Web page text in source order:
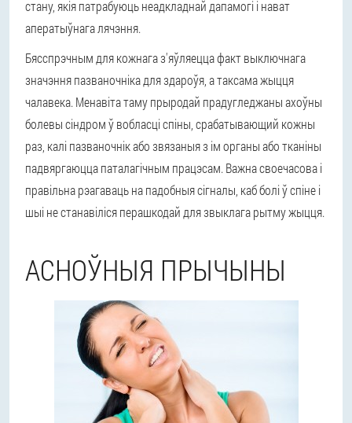
стану, якія патрабуюць неадкладнай дапамогі і нават
аператыўнага лячэння.
Бясспрэчным для кожнага з'яўляецца факт выключнага
значэння пазваночніка для здароўя, а таксама жыцця
чалавека. Менавіта таму прыродай прадугледжаны ахоўны
болевы сіндром ў вобласці спіны, срабатывающий кожны
раз, калі пазваночнік або звязаныя з ім органы або тканіны
падвяргаюцца паталагічным працэсам. Важна своечасова і
правільна рэагаваць на падобныя сігналы, каб болі ў спіне і
шыі не станавіліся перашкодай для звыклага рытму жыцця.
АСНОЎНЫЯ ПРЫЧЫНЫ